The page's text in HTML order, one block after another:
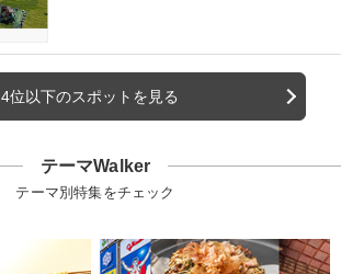
4位以下のスポットを見る
テーマWalker
テーマ別特集をチェック